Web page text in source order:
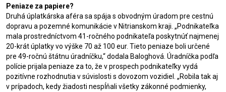
Peniaze za papiere?
Druhá úplatkárska aféra sa spája s obvodným úradom pre cestnú
dopravu a pozemné komunikácie v Nitrianskom kraji. „Podnikateľka
mala prostredníctvom 41-ročného podnikateľa poskytnúť najmenej
20-krát úplatky vo výške 70 až 100 eur. Tieto peniaze boli určené
pre 49-ročnú štátnu úradníčku,“ dodala Baloghová. Úradníčka podľa
polície prijala peniaze za to, že v prospech podnikateľky vydá
pozitívne rozhodnutia v súvislosti s dovozom vozidiel. „Robila tak aj
v prípadoch, kedy žiadosti nespĺňali všetky zákonné podmienky,